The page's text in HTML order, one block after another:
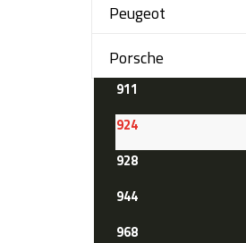
Peugeot
Porsche
911
924
928
944
968